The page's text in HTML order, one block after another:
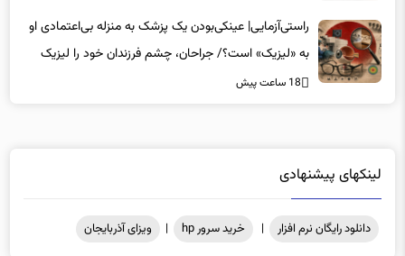
راستی‌آزمایی| عینکی‌بودن یک پزشک به منزله بی‌اعتمادی او
به «لیزیک» است؟/ جراحان، چشم فرزندان خود را لیزیک
می‌کنند؟
18 ساعت پیش
لینکهای پیشنهادی
دانلود رایگان نرم افزار | خرید سرور hp | ویزای آذربایجان